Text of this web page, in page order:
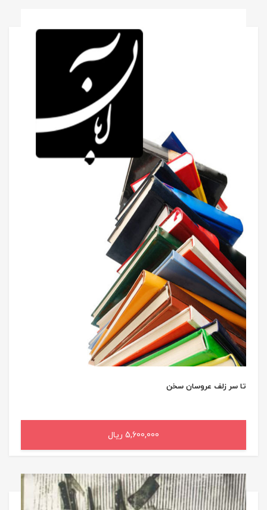
تا سر زلف عروسان سخن
5,600,000 ریال
افزودن به سبد خرید